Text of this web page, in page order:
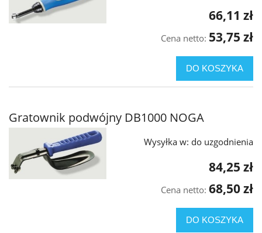
66,11 zł
Cena netto: 53,75 zł
DO KOSZYKA
Gratownik podwójny DB1000 NOGA
Wysyłka w: do uzgodnienia
84,25 zł
Cena netto: 68,50 zł
DO KOSZYKA